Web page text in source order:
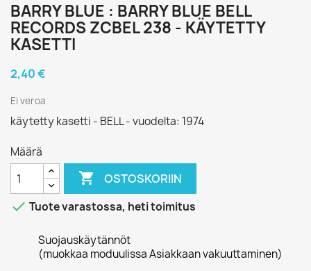
BARRY BLUE : BARRY BLUE BELL
RECORDS ZCBEL 238 - KÄYTETTY
KASETTI
2,40 €
Ei veroa
käytetty kasetti - BELL - vuodelta: 1974
Määrä
 OSTOSKORIIN
 Tuote varastossa, heti toimitus
Suojauskäytännöt
(muokkaa moduulissa Asiakkaan vakuuttaminen)